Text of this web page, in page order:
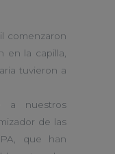
comenzaron
en la capilla,
tuvieron a
a nuestros
de las
que han